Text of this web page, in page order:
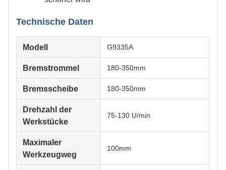
Technische Daten
Modell G9335A
Bremstrommel 180-350mm
Bremsscheibe 180-350mm
Drehzahl der
Werkstücke
75-130 U/min
Maximaler
Werkzeugweg
100mm